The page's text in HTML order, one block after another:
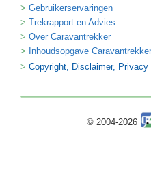
Gebruikerservaringen
Trekrapport en Advies
Over Caravantrekker
Inhoudsopgave Caravantrekker
Copyright, Disclaimer,
© 2004-2026